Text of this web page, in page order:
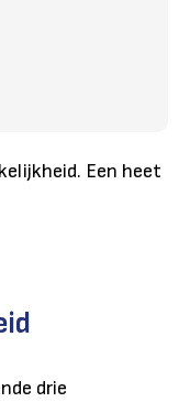
Een heet
drie